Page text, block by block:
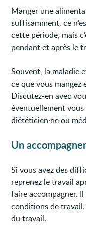
Manger une
suffisamment, ce
cette période, mais
pendant et après le
Souvent, la maladie
ce que vous
Discutez-en avec
éventuellement vous
diététicien·ne ou
Un
Si vous avez des
reprenez le travail
faire accompagner.
conditions de
du travail.